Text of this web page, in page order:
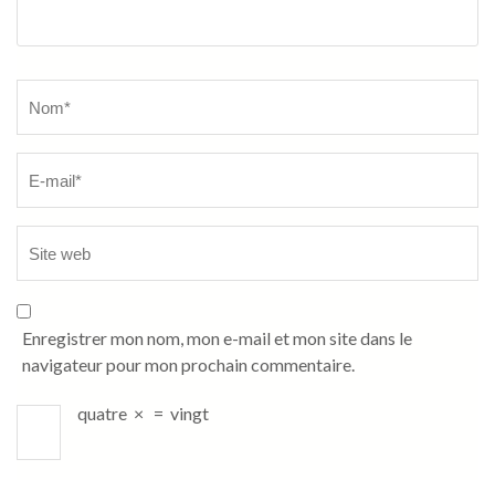
Enregistrer mon nom, mon e-mail et mon site dans le
navigateur pour mon prochain commentaire.
quatre × = vingt